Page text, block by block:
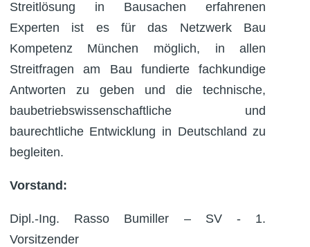
Streitlösung in Bausachen erfahrenen
Experten ist es für das Netzwerk Bau
Kompetenz München möglich, in allen
Streitfragen am Bau fundierte fachkundige
Antworten zu geben und die technische,
baubetriebswissenschaftliche und
baurechtliche Entwicklung in Deutschland zu
begleiten.
Vorstand:
Dipl.-Ing. Rasso Bumiller – SV - 1.
Vorsitzender